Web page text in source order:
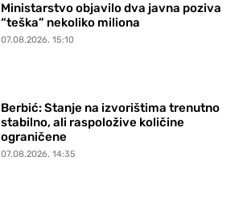
Ministarstvo objavilo dva javna poziva
“teška” nekoliko miliona
07.08.2026. 15:10
Berbić: Stanje na izvorištima trenutno
stabilno, ali raspoložive količine
ograničene
07.08.2026. 14:35